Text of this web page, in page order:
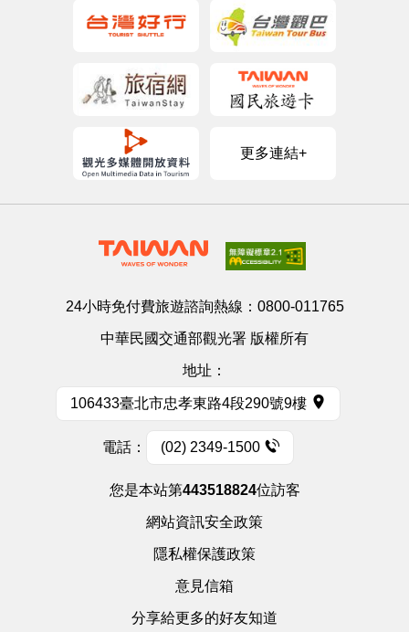
更多連結+
24小時免付費旅遊諮詢熱線： 0800-011765
中華民國交通部觀光署 版權所有
地址：
106433臺北市忠孝東路4段290號9樓
電話： (02) 2349-1500
您是本站第443518824位訪客
網站資訊安全政策
隱私權保護政策
意見信箱
分享給更多的好友知道